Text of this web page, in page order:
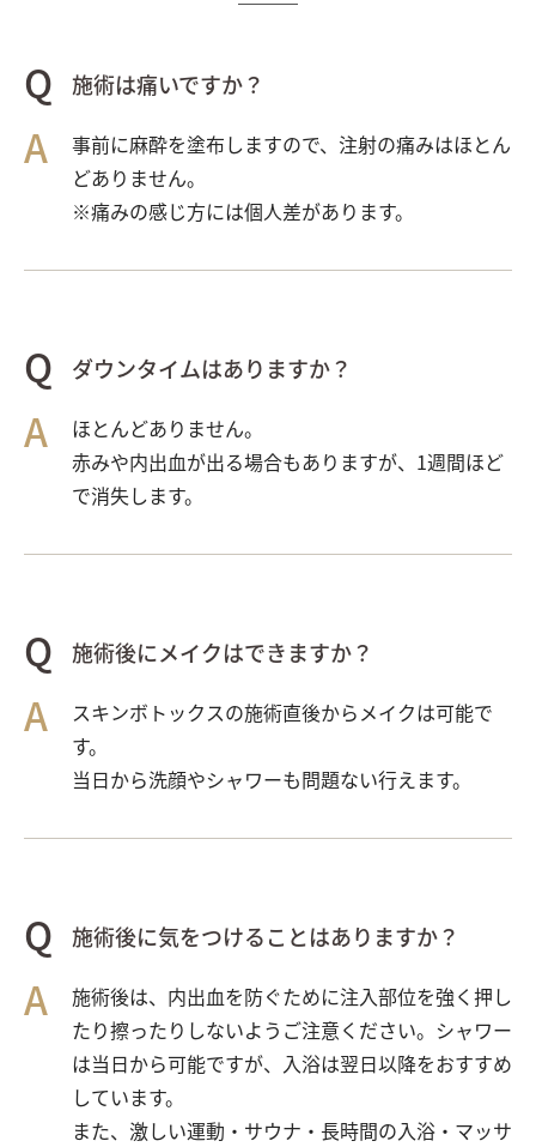
施術は痛いですか？
事前に麻酔を塗布しますので、注射の痛みはほとん
どありません。
※痛みの感じ方には個人差があります。
ダウンタイムはありますか？
ほとんどありません。
赤みや内出血が出る場合もありますが、1週間ほど
で消失します。
施術後にメイクはできますか？
スキンボトックスの施術直後からメイクは可能で
す。
当日から洗顔やシャワーも問題ない行えます。
施術後に気をつけることはありますか？
施術後は、内出血を防ぐために注入部位を強く押し
たり擦ったりしないようご注意ください。シャワー
は当日から可能ですが、入浴は翌日以降をおすすめ
しています。
また、激しい運動・サウナ・長時間の入浴・マッサ